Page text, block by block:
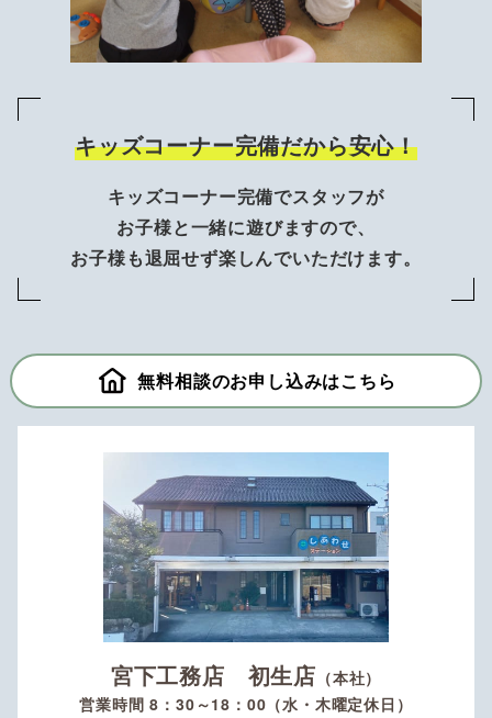
キッズコーナー完備だから安心！
キッズコーナー完備でスタッフが
お子様と一緒に遊びますので、
お子様も退屈せず楽しんでいただけます。
無料相談のお申し込みはこちら
宮下工務店 初生店 （本社）
営業時間 8：30～18：00（水・木曜定休日）